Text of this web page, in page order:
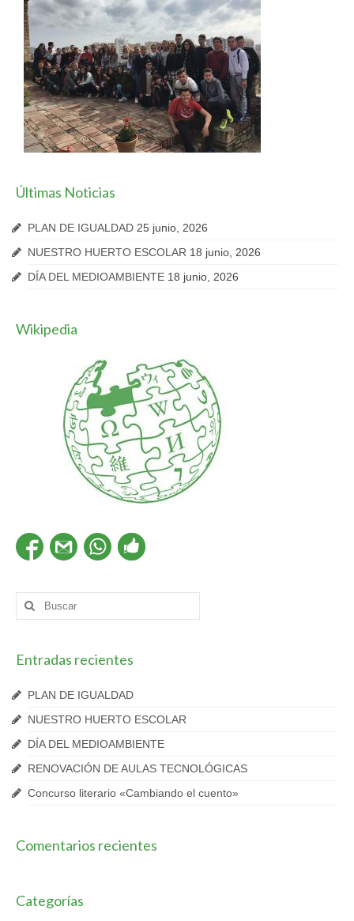
Últimas Noticias
PLAN DE IGUALDAD 25 junio, 2026
NUESTRO HUERTO ESCOLAR 18 junio, 2026
DÍA DEL MEDIOAMBIENTE 18 junio, 2026
Wikipedia
Buscar
por:
Entradas recientes
PLAN DE IGUALDAD
NUESTRO HUERTO ESCOLAR
DÍA DEL MEDIOAMBIENTE
RENOVACIÓN DE AULAS TECNOLÓGICAS
Concurso literario «Cambiando el cuento»
Comentarios recientes
Categorías